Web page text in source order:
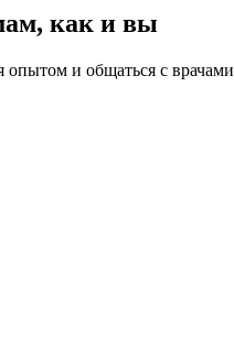
как и вы
опытом и общаться с врачами